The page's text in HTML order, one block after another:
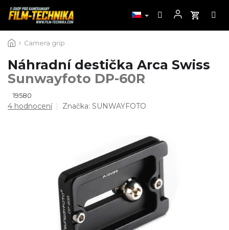
na
Camera grip
Náhradní destička Arca Swiss
Sunwayfoto DP-60R
19580
Průměrné
4 hodnocení Značka: SUNWAYFOTO